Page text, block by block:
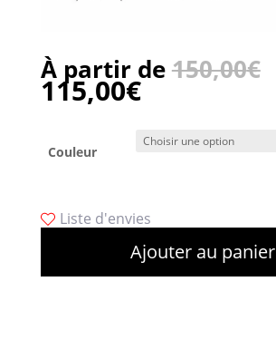
À partir de150,00€
115,00€
Couleur
Liste d'envies
Ajouter au panier